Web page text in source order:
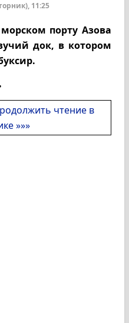
11:25
порту Азова
док, в котором
чтение в
»»»